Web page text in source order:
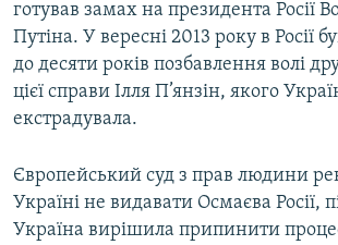
готував замах на президента Росії
Путіна. У вересні 2013 року в Росії
до десяти років позбавлення волі
цієї справи Ілля П’янзін, якого
екстрадувала.
Європейський суд з прав людини
Україні не видавати Осмаєва Росії,
Україна вирішила припинити